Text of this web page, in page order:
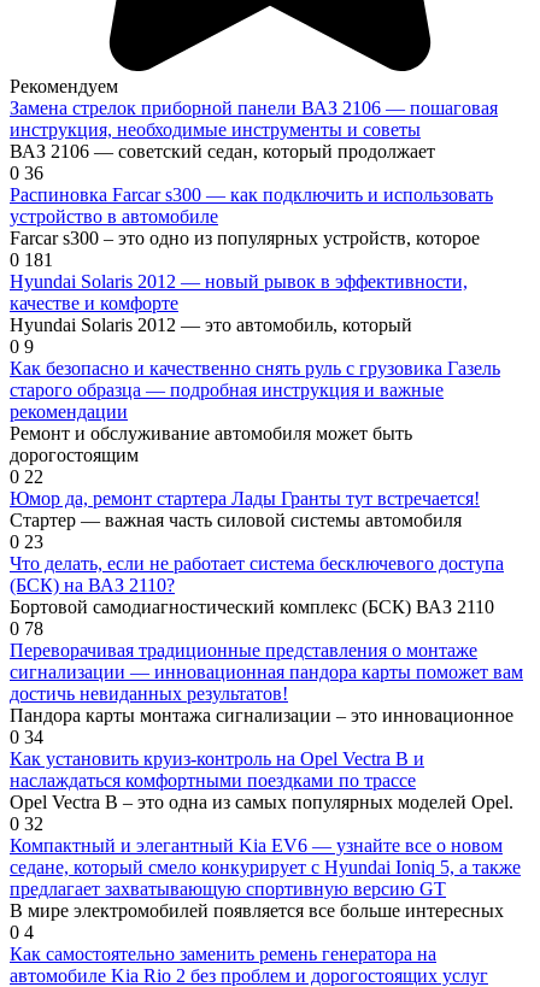
Рекомендуем
Замена стрелок приборной панели ВАЗ 2106 — пошаговая
инструкция, необходимые инструменты и советы
ВАЗ 2106 — советский седан, который продолжает
0 36
Распиновка Farcar s300 — как подключить и использовать
устройство в автомобиле
Farcar s300 – это одно из популярных устройств, которое
0 181
Hyundai Solaris 2012 — новый рывок в эффективности,
качестве и комфорте
Hyundai Solaris 2012 — это автомобиль, который
0 9
Как безопасно и качественно снять руль с грузовика Газель
старого образца — подробная инструкция и важные
рекомендации
Ремонт и обслуживание автомобиля может быть
дорогостоящим
0 22
Юмор да, ремонт стартера Лады Гранты тут встречается!
Стартер — важная часть силовой системы автомобиля
0 23
Что делать, если не работает система бесключевого доступа
(БСК) на ВАЗ 2110?
Бортовой самодиагностический комплекс (БСК) ВАЗ 2110
0 78
Переворачивая традиционные представления о монтаже
сигнализации — инновационная пандора карты поможет вам
достичь невиданных результатов!
Пандора карты монтажа сигнализации – это инновационное
0 34
Как установить круиз-контроль на Opel Vectra B и
наслаждаться комфортными поездками по трассе
Opel Vectra B – это одна из самых популярных моделей Opel.
0 32
Компактный и элегантный Kia EV6 — узнайте все о новом
седане, который смело конкурирует с Hyundai Ioniq 5, а также
предлагает захватывающую спортивную версию GT
В мире электромобилей появляется все больше интересных
0 4
Как самостоятельно заменить ремень генератора на
автомобиле Kia Rio 2 без проблем и дорогостоящих услуг